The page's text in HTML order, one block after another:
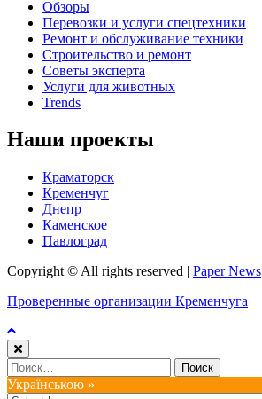
Обзоры
Перевозки и услуги спецтехники
Ремонт и обслуживание техники
Строительство и ремонт
Советы эксперта
Услуги для животных
Trends
Наши проекты
Краматорск
Кременчуг
Днепр
Каменское
Павлоград
Copyright © All rights reserved | Paper News
Проверенные организации Кременчуга
Найти:
Українською »